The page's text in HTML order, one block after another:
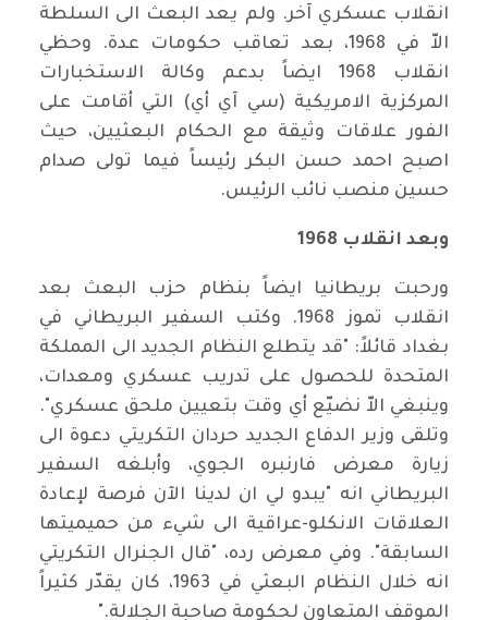
انقلاب عسكري آخر. ولم يعد البعث الى السلطة
الاّ في 1968، بعد تعاقب حكومات عدة. وحظي
انقلاب 1968 ايضاً بدعم وكالة الاستخبارات
المركزية الامريكية (سي آي أي) التي أقامت على
الفور علاقات وثيقة مع الحكام البعثيين، حيث
اصبح احمد حسن البكر رئيساً فيما تولى صدام
حسين منصب نائب الرئيس.
وبعد انقلاب 1968
ورحبت بريطانيا ايضاً بنظام حزب البعث بعد
انقلاب تموز 1968. وكتب السفير البريطاني في
بغداد قائلاً: "قد يتطلع النظام الجديد الى المملكة
المتحدة للحصول على تدريب عسكري ومعدات،
وينبغي الاّ نضيّع أي وقت بتعيين ملحق عسكري".
وتلقى وزير الدفاع الجديد حردان التكريتي دعوة الى
زيارة معرض فارنبره الجوي، وأبلغه السفير
البريطاني انه "يبدو لي ان لدينا الآن فرصة لإعادة
العلاقات الانكلو-عراقية الى شيء من حميميتها
السابقة". وفي معرض رده، "قال الجنرال التكريتي
انه خلال النظام البعثي في 1963، كان يقدّر كثيراً
الموقف المتعاون لحكومة صاحبة الجلالة".